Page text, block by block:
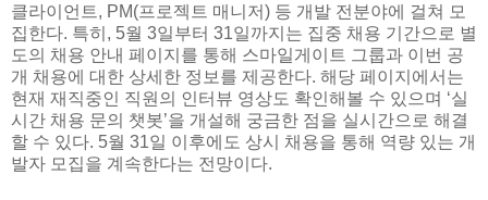
클라이언트, PM(프로젝트 매니저) 등 개발 전분야에 걸쳐 모
집한다. 특히, 5월 3일부터 31일까지는 집중 채용 기간으로 별
도의 채용 안내 페이지를 통해 스마일게이트 그룹과 이번 공
개 채용에 대한 상세한 정보를 제공한다. 해당 페이지에서는
현재 재직중인 직원의 인터뷰 영상도 확인해볼 수 있으며 ‘실
시간 채용 문의 챗봇’을 개설해 궁금한 점을 실시간으로 해결
할 수 있다. 5월 31일 이후에도 상시 채용을 통해 역량 있는 개
발자 모집을 계속한다는 전망이다.